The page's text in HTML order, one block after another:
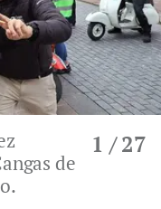
1 / 27
de